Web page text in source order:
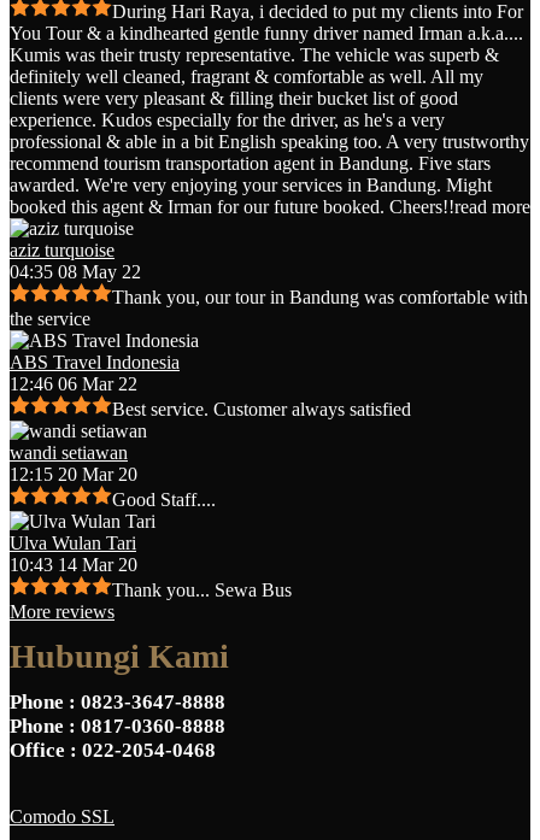
During Hari Raya, i decided to put my clients into For
You Tour & a kindhearted gentle funny driver named Irman a.k.a....
Kumis was their trusty representative. The vehicle was superb &
definitely well cleaned, fragrant & comfortable as well. All my
clients were very pleasant & filling their bucket list of good
experience. Kudos especially for the driver, as he's a very
professional & able in a bit English speaking too. A very trustworthy
recommend tourism transportation agent in Bandung. Five stars
awarded. We're very enjoying your services in Bandung. Might
booked this agent & Irman for our future booked. Cheers!!read more
aziz turquoise
04:35 08 May 22
Thank you, our tour in Bandung was comfortable with
the service
ABS Travel Indonesia
12:46 06 Mar 22
Best service. Customer always satisfied
wandi setiawan
12:15 20 Mar 20
Good Staff....
Ulva Wulan Tari
10:43 14 Mar 20
Thank you... Sewa Bus
More reviews
Hubungi Kami
Phone : 0823-3647-8888
Phone : 0817-0360-8888
Office : 022-2054-0468
Comodo SSL